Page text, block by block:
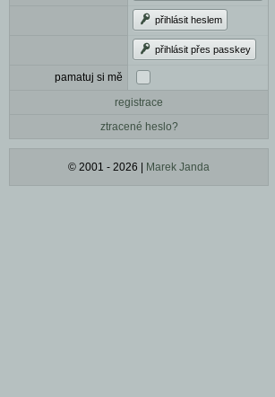
přihlásit heslem
přihlásit přes passkey
pamatuj si mě
registrace
ztracené heslo?
© 2001 - 2026 | Marek Janda